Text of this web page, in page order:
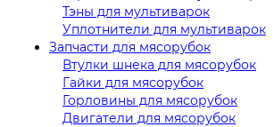
Тэны для мультиварок
Уплотнители для мультиварок
Запчасти для мясорубок
Втулки шнека для мясорубок
Гайки для мясорубок
Горловины для мясорубок
Двигатели для мясорубок